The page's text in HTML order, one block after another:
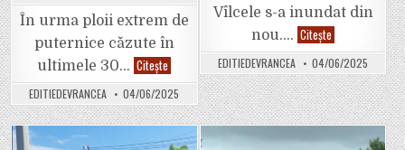
În urma ploii extrem de
puternice căzute în
ultimele 30… Citește
Focșaniul
e
sub
ape.
Cuza
Vodă
EDITIEDEVRANCEA 04/06/2025
Vîlcele s-a inundat din
nou…. Citește
Pasajul
de
la
Vîlcele
s-
a
inundat
din
nou.
EDITIEDEVRANCEA 04/06/2025